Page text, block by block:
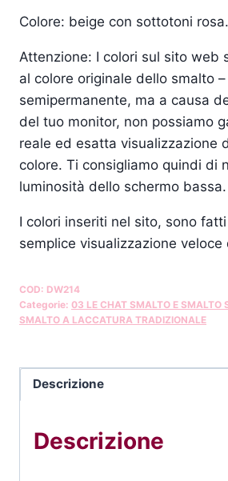
Colore: beige con sottotoni rosa.
Attenzione: I colori sul sito web
al colore originale dello smalto
semipermanente, ma a causa
del tuo monitor, non possiamo
reale ed esatta visualizzazione
colore. Ti consigliamo quindi di
luminosità dello schermo bassa.
I colori inseriti nel sito, sono
semplice visualizzazione
COD: DW214
Categorie: 03 LE CHAT SMALTO E SMALTO
SMALTO A LACCATURA TRADIZIONALE
Descrizione
Descrizione